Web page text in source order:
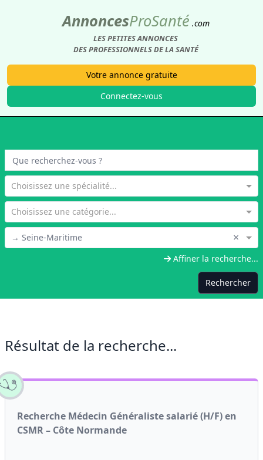
AnnoncesProSanté .com
LES PETITES ANNONCES
DES PROFESSIONNELS DE LA SANTÉ
Votre annonce gratuite
Connectez-vous
Choisissez une spécialité...
Choisissez une catégorie...
→ Seine-Maritime ×
Affiner la recherche...
Rechercher
Résultat de la recherche...
Recherche Médecin Généraliste salarié (H/F) en
CSMR – Côte Normande